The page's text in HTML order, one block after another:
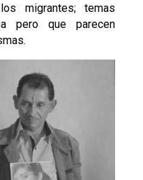
migrantes; temas
pero que parecen